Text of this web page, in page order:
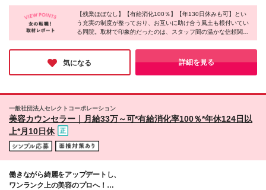
過分は全額支給します ※試用期間3ヶ月（期間中は売
上還元金・インセンティブなし。その他給与・待遇・
雇用形態に差異はありません）
2026年9月1日に福岡で新規オープン予定！／ ◆リア
スクリニック福岡天神院 福岡県福岡市中央区天神2丁
目6−13 ジェムキャッスルきらめき通り3階 ◆リアス
クリニック銀座院 東京都中央区銀座7-8-17 虎屋銀
座ビル9F ◆リアスクリニック横浜院（駅直結） 神奈
川県横浜市西区高島2-19-12 横浜スカイビル26F ◆
リアスクリニック名古屋院（駅直結） 愛知県名古屋
【残業ほぼなし】【有給消化100％】【年130日休みも可】とい
う充実の制度が整っており、お互いに助け合う風土も根付いてい
る同院。取材で印象的だったのは、スタッフ間の温かな信頼関係
です。「女性専門の毛髪再生治療」という社会貢献度の高い分野
で、自分の時間や家庭を大切にしながら専門性も磨けるところが
魅力。「仕事もプライベートも充実させたい」という方に、自信
を持っておすすめしたいと思います。
気になる 詳細を見る
一般社団法人セレクトコーポレーション
美容カウンセラー｜月給33万～可*有給消化率100％*年休124日以
上*月10日休
働きながら綺麗をアップデートし、
ワンランク上の美容のプロへ！